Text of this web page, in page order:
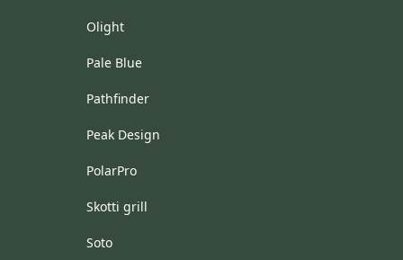
Olight
Pale Blue
Pathfinder
Peak Design
PolarPro
Skotti grill
Soto